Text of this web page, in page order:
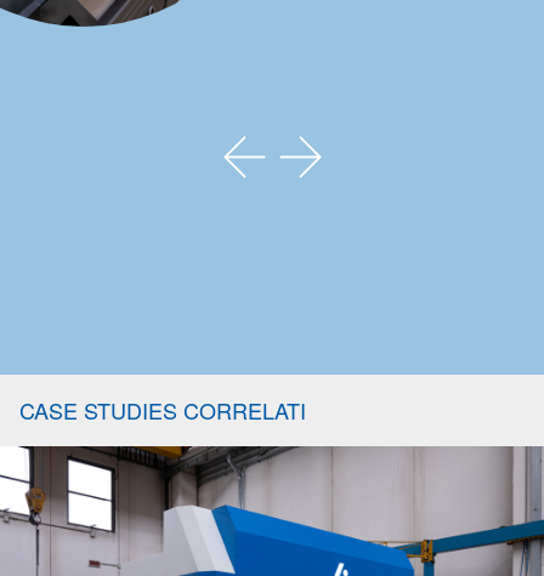
CASE STUDIES CORRELATI